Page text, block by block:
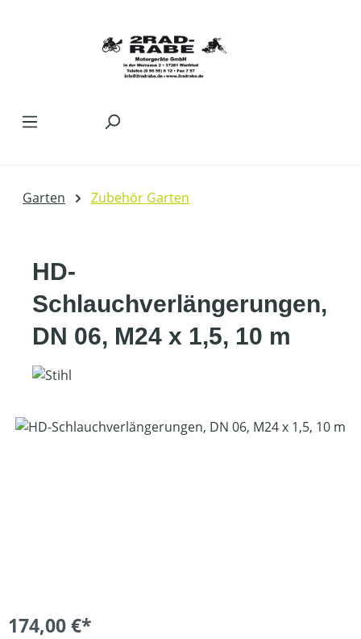
Garten Zubehör Garten
HD-
Schlauchverlängerungen,
DN 06, M24 x 1,5, 10 m
Bildergalerie überspringen
174,00 €*